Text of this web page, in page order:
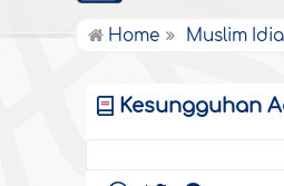
Home Muslim
Kesungguhan